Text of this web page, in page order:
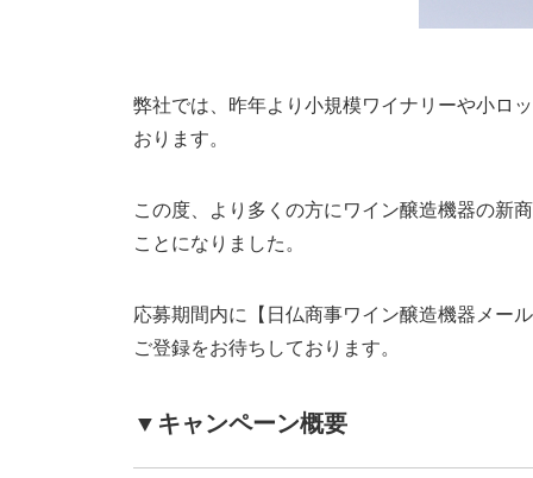
弊社では、昨年より小規模ワイナリーや小ロ
おります。
この度、より多くの方にワイン醸造機器の新
ことになりました。
応募期間内に【日仏商事ワイン醸造機器メー
ご登録をお待ちしております。
▼キャンペーン概要